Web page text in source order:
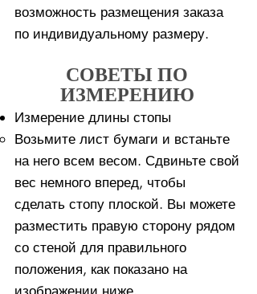
возможность размещения заказа
по индивидуальному размеру.
СОВЕТЫ ПО
ИЗМЕРЕНИЮ
Измерение длины стопы
Возьмите лист бумаги и встаньте
на него всем весом. ​Сдвиньте свой
вес немного вперед, чтобы
сделать стопу плоской. Вы можете
разместить правую сторону рядом
со стеной для правильного
положения, как показано на